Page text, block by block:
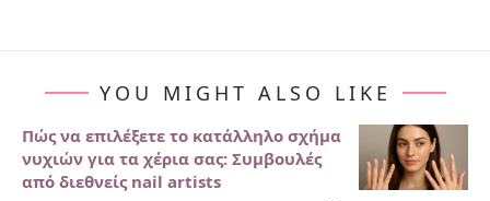
YOU MIGHT ALSO LIKE
Πώς να επιλέξετε το κατάλληλο σχήμα
νυχιών για τα χέρια σας: Συμβουλές
από διεθνείς nail artists